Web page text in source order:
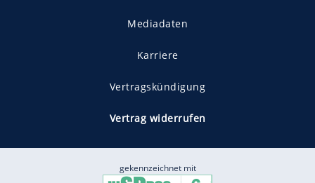
Mediadaten
Karriere
Vertragskündigung
Vertrag widerrufen
gekennzeichnet mit